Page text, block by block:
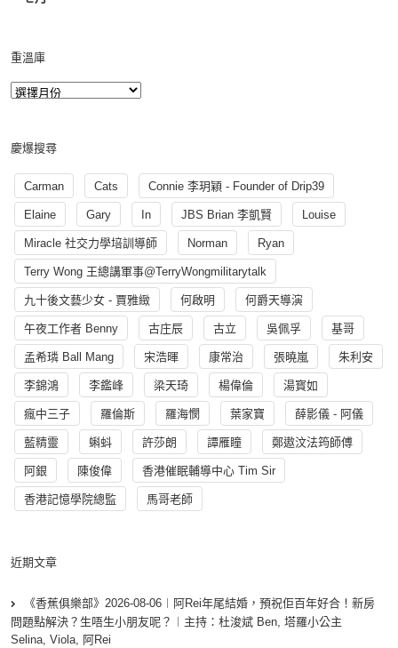
重溫庫
慶爆搜尋
Carman Cats Connie 李玥穎 - Founder of Drip39
Elaine Gary In JBS Brian 李凱賢 Louise
Miracle 社交力學培訓導師 Norman Ryan
Terry Wong 王總講軍事@TerryWongmilitarytalk
九十後文藝少女 - 賈雅緻 何啟明 何爵天導演
午夜工作者 Benny 古庄辰 古立 吳佩孚 基哥
孟希璘 Ball Mang 宋浩暉 康常治 張曉嵐 朱利安
李錦鴻 李鑑峰 梁天琦 楊偉倫 湯寳如
瘋中三子 羅倫斯 羅海憫 葉家寶 薛影儀 - 阿儀
藍精靈 蝌蚪 許莎朗 譚雁瞳 鄭遨汶法筠師傅
阿銀 陳俊偉 香港催眠輔導中心 Tim Sir
香港記憶學院總監 馬哥老師
近期文章
《香蕉俱樂部》2026-08-06︱阿Rei年尾結婚，預祝佢百年好合！新房
問題點解決？生唔生小朋友呢？︱主持：杜浚斌 Ben, 塔羅小公主
Selina, Viola, 阿Rei